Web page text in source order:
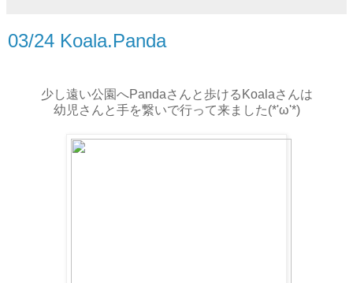
03/24 Koala.Panda
少し遠い公園へPandaさんと歩けるKoalaさんは
幼児さんと手を繋いで行って来ました(*'ω'*)